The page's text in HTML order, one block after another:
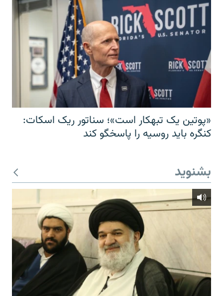
«پوتین یک تبهکار است»؛ سناتور ریک اسکات:
کنگره باید روسیه را پاسخگو کند
بشنوید